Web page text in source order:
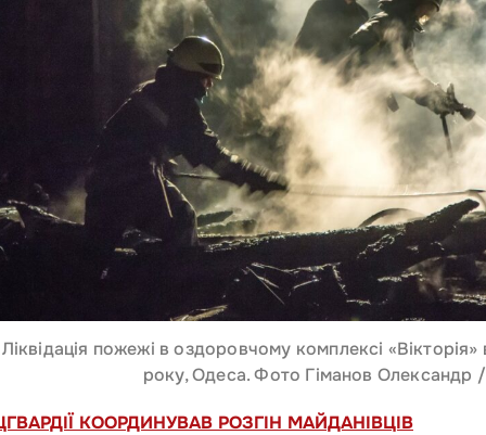
Ліквідація пожежі в оздоровчому комплексі «Вікторія»
року, Одеса. Фото Гіманов Олександр
КООРДИНУВАВ РОЗГІН МАЙДАНІВЦІВ